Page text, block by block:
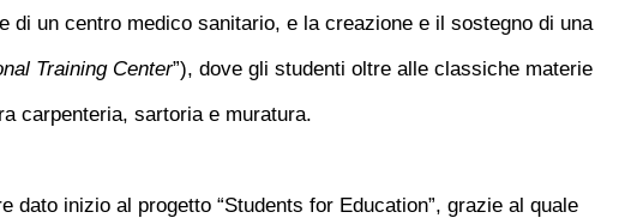
di un centro medico sanitario, e la creazione e il sostegno di una
Training Center”), dove gli studenti oltre alle classiche materie
carpenteria, sartoria e muratura.
dato inizio al progetto “Students for Education”, grazie al quale